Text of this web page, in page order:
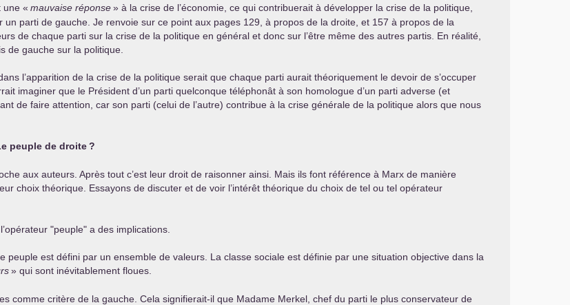
une « mauvaise réponse» à la crise de l’économie, ce qui contribuerait à développer la crise de la politique,
un parti de gauche. Je renvoie sur ce point aux pages 129, à propos de la droite, et 157 à propos de la
de chaque parti sur la crise de la politique en général et donc sur l’être même des autres partis. En réalité,
de gauche sur la politique.
l’apparition de la crise de la politique serait que chaque parti aurait théoriquement le devoir de s’occuper
imaginer que le Président d’un parti quelconque téléphonât à son homologue d’un parti adverse (et
de faire attention, car son parti (celui de l’autre) contribue à la crise générale de la politique alors que nous
peuple de droite?
aux auteurs. Après tout c’est leur droit de raisonner ainsi. Mais ils font référence à Marx de manière
choix théorique. Essayons de discuter et de voir l’intérêt théorique du choix de tel ou tel opérateur
"peuple" a des implications.
peuple est défini par un ensemble de valeurs. La classe sociale est définie par une situation objective dans la
» qui sont inévitablement floues.
comme critère de la gauche. Cela signifierait-il que Madame Merkel, chef du parti le plus conservateur de